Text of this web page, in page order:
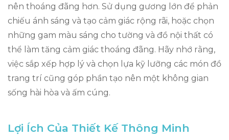
nên thoáng đãng hơn. Sử dụng gương lớn để phản
chiếu ánh sáng và tạo cảm giác rộng rãi, hoặc chọn
những gam màu sáng cho tường và đồ nội thất có
thể làm tăng cảm giác thoáng đãng. Hãy nhớ rằng,
việc sắp xếp hợp lý và chọn lựa kỹ lưỡng các món đồ
trang trí cũng góp phần tạo nên một không gian
sống hài hòa và ấm cúng.
Lợi Ích Của Thiết Kế Thông Minh